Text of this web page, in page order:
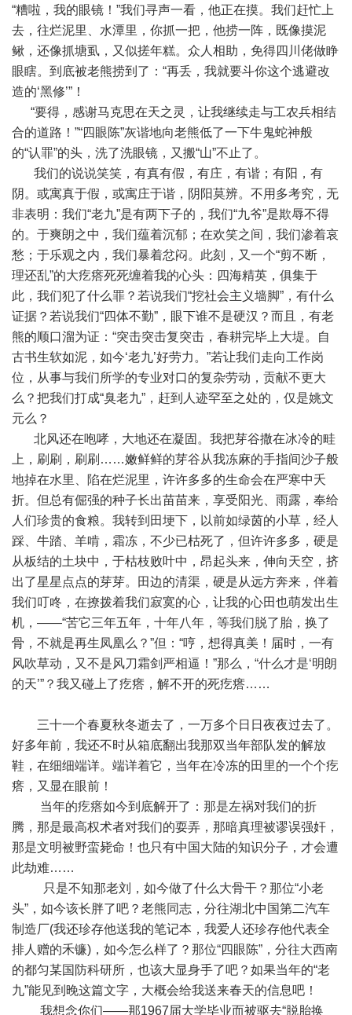
“糟啦，我的眼镜！”我们寻声一看，他正在摸。我们赶忙上
去，往烂泥里、水潭里，你抓一把，他捞一阵，既像摸泥
鳅，还像抓塘虱，又似搓年糕。众人相助，免得四川佬做睁
眼瞎。到底被老熊捞到了：“再丢，我就要斗你这个逃避改
造的‘黑修’”！
“要得，感谢马克思在天之灵，让我继续走与工农兵相结
合的道路！”“四眼陈”灰谐地向老熊低了一下牛鬼蛇神般
的“认罪”的头，洗了洗眼镜，又搬“山”不止了。
我们的说说笑笑，有真有假，有庄，有谐；有阳，有
阴。或寓真于假，或寓庄于谐，阴阳莫辨。不用多考究，无
非表明：我们“老九”是有两下子的，我们“九爷”是欺辱不得
的。于爽朗之中，我们蕴着沉郁；在欢笑之间，我们渗着哀
愁；于乐观之内，我们暴着忿闷。此刻，又一个“剪不断，
理还乱”的大疙瘩死死缠着我的心头：四海精英，俱集于
此，我们犯了什么罪？若说我们“挖社会主义墙脚”，有什么
证据？若说我们“四体不勤”，眼下谁不是硬汉？而且，有老
熊的顺口溜为证：“突击突击复突击，春耕完毕上大堤。自
古书生软如泥，如今‘老九’好劳力。”若让我们走向工作岗
位，从事与我们所学的专业对口的复杂劳动，贡献不更大
么？把我们打成“臭老九”，赶到人迹罕至之处的，仅是姚文
元么？
北风还在咆哮，大地还在凝固。我把芽谷撒在冰冷的畦
上，刷刷，刷刷……嫩鲜鲜的芽谷从我冻麻的手指间沙子般
地掉在水里、陷在烂泥里，许许多多的生命会在严寒中夭
折。但总有倔强的种子长出苗苗来，享受阳光、雨露，奉给
人们珍贵的食粮。我转到田埂下，以前如绿茵的小草，经人
踩、牛踏、羊啃，霜冻，不少已枯死了，但许许多多，硬是
从板结的土块中，于枯枝败叶中，昂起头来，伸向天空，挤
出了星星点点的芽芽。田边的清渠，硬是从远方奔来，伴着
我们叮咚，在撩拨着我们寂寞的心，让我的心田也萌发出生
机，——“苦它三年五年，十年八年，等我们脱了胎，换了
骨，不就是再生凤凰么？”但：“哼，想得真美！届时，一有
风吹草动，又不是风刀霜剑严相逼！”那么，“什么才是‘明朗
的天’”？我又碰上了疙瘩，解不开的死疙瘩……
三十一个春夏秋冬逝去了，一万多个日日夜夜过去了。
好多年前，我还不时从箱底翻出我那双当年部队发的解放
鞋，在细细端详。端详着它，当年在冷冻的田里的一个个疙
瘩，又显在眼前！
当年的疙瘩如今到底解开了：那是左祸对我们的折
腾，那是最高权术者对我们的耍弄，那暗真理被谬误强奸，
那是文明被野蛮毙命！也只有中国大陆的知识分子，才会遭
此劫难……
只是不知那老刘，如今做了什么大骨干？那位“小老
头”，如今该长胖了吧？老熊同志，分往湖北中国第二汽车
制造厂(我还珍存他送我的笔记本，我爱人还珍存他代表全
排人赠的禾镰)，如今怎么样了？那位“四眼陈”，分往大西南
的都匀某国防科研所，也该大显身手了吧？如果当年的“老
九”能见到晚这篇文字，大概会给我送来春天的信息吧！
我想念你们——那1967届大学毕业而被驱去“脱胎换